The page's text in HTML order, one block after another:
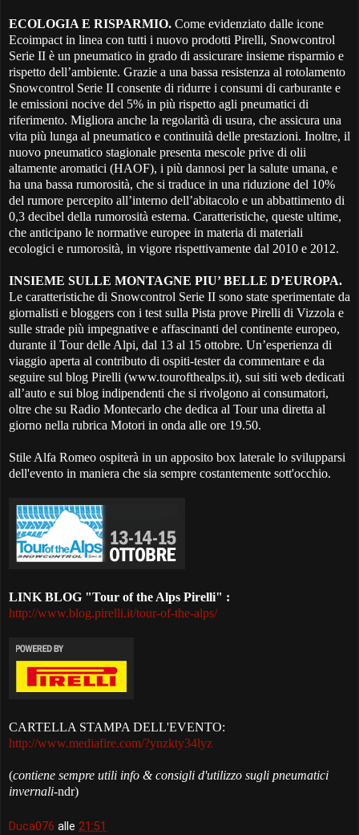
ECOLOGIA E RISPARMIO. Come evidenziato dalle icone
Ecoimpact in linea con tutti i nuovo prodotti Pirelli, Snowcontrol
Serie II è un pneumatico in grado di assicurare insieme risparmio e
rispetto dell’ambiente. Grazie a una bassa resistenza al rotolamento
Snowcontrol Serie II consente di ridurre i consumi di carburante e
le emissioni nocive del 5% in più rispetto agli pneumatici di
riferimento. Migliora anche la regolarità di usura, che assicura una
vita più lunga al pneumatico e continuità delle prestazioni. Inoltre, il
nuovo pneumatico stagionale presenta mescole prive di olii
altamente aromatici (HAOF), i più dannosi per la salute umana, e
ha una bassa rumorosità, che si traduce in una riduzione del 10%
del rumore percepito all’interno dell’abitacolo e un abbattimento di
0,3 decibel della rumorosità esterna. Caratteristiche, queste ultime,
che anticipano le normative europee in materia di materiali
ecologici e rumorosità, in vigore rispettivamente dal 2010 e 2012.
INSIEME SULLE MONTAGNE PIU’ BELLE D’EUROPA.
Le caratteristiche di Snowcontrol Serie II sono state sperimentate da
giornalisti e bloggers con i test sulla Pista prove Pirelli di Vizzola e
sulle strade più impegnative e affascinanti del continente europeo,
durante il Tour delle Alpi, dal 13 al 15 ottobre. Un’esperienza di
viaggio aperta al contributo di ospiti-tester da commentare e da
seguire sul blog Pirelli (www.tourofthealps.it), sui siti web dedicati
all’auto e sui blog indipendenti che si rivolgono ai consumatori,
oltre che su Radio Montecarlo che dedica al Tour una diretta al
giorno nella rubrica Motori in onda alle ore 19.50.
Stile Alfa Romeo ospiterà in un apposito box laterale lo svilupparsi
dell'evento in maniera che sia sempre costantemente sott'occhio.
LINK BLOG "Tour of the Alps Pirelli" :
http://www.blog.pirelli.it/tour-of-the-alps/
CARTELLA STAMPA DELL'EVENTO:
http://www.mediafire.com/?ynzkty34lyz
(contiene sempre utili info & consigli d'utilizzo sugli pneumatici
invernali-ndr)
Duca076 alle 21:51